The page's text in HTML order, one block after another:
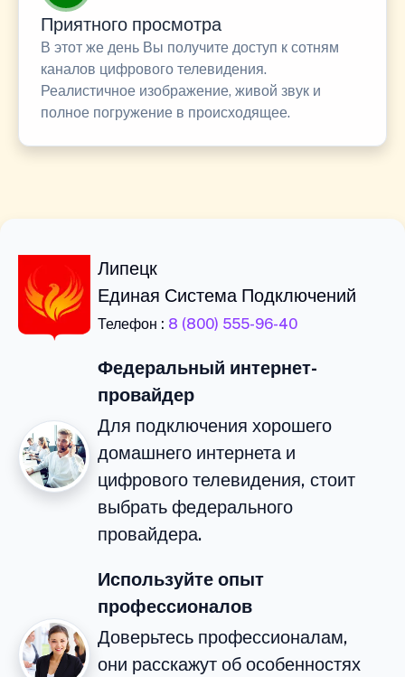
Приятного просмотра
В этот же день Вы получите доступ к сотням
каналов цифрового телевидения.
Реалистичное изображение, живой звук и
полное погружение в происходящее.
Липецк
Единая Система Подключений
Телефон : 8 (800) 555-96-40
Федеральный интернет-
провайдер
Для подключения хорошего
домашнего интернета и
цифрового телевидения, стоит
выбрать федерального
провайдера.
Используйте опыт
профессионалов
Доверьтесь профессионалам,
они расскажут об особенностях